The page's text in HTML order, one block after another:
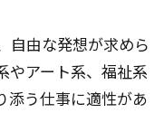
自由な発想が求めら
やアート系、福祉系
添う仕事に適性があ